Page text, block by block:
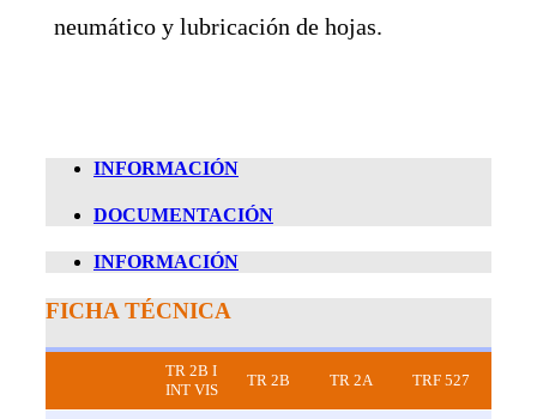
neumático y lubricación de hojas.
INFORMACIÓN
DOCUMENTACIÓN
INFORMACIÓN
FICHA TÉCNICA
TR 2B I
INT VIS
TR 2B TR 2A TRF 527